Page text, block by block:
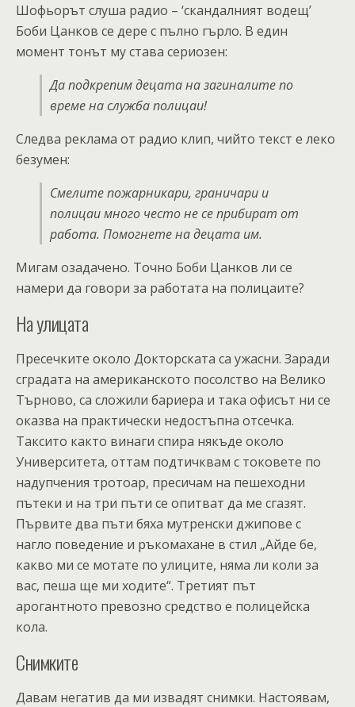
Шофьорът слуша радио – ‘скандалният водещ’
Боби Цанков се дере с пълно гърло. В един
момент тонът му става сериозен:
Да подкрепим децата на загиналите по
време на служба полицаи!
Следва реклама от радио клип, чийто текст е леко
безумен:
Смелите пожарникари, граничари и
полицаи много често не се прибират от
работа. Помогнете на децата им.
Мигам озадачено. Точно Боби Цанков ли се
намери да говори за работата на полицаите?
На улицата
Пресечките около Докторската са ужасни. Заради
сградата на американското посолство на Велико
Търново, са сложили бариера и така офисът ни се
оказва на практически недостъпна отсечка.
Таксито както винаги спира някъде около
Университета, оттам подтичквам с токовете по
надупчения тротоар, пресичам на пешеходни
пътеки и на три пъти се опитват да ме сгазят.
Първите два пъти бяха мутренски джипове с
нагло поведение и ръкомахане в стил „Айде бе,
какво ми се мотате по улиците, няма ли коли за
вас, пеша ще ми ходите“. Третият път
арогантното превозно средство е полицейска
кола.
Снимките
Давам негатив да ми извадят снимки. Настоявам,